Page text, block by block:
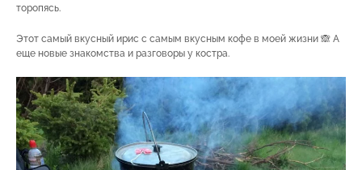
торопясь.
Этот самый вкусный ирис с самым вкусным кофе в моей жизни 🙈 А
еще новые знакомства и разговоры у костра.